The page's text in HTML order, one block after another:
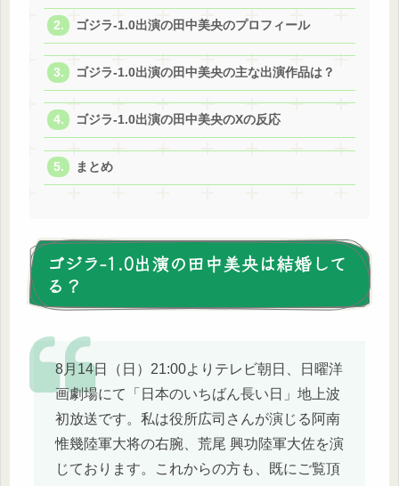
ゴジラ-1.0出演の田中美央のプロフィール
ゴジラ-1.0出演の田中美央の主な出演作品は？
ゴジラ-1.0出演の田中美央のXの反応
まとめ
ゴジラ-1.0出演の田中美央は結婚して
る？
8月14日（日）21:00よりテレビ朝日、日曜洋
画劇場にて「日本のいちばん長い日」地上波
初放送です。私は役所広司さんが演じる阿南
惟幾陸軍大将の右腕、荒尾 興功陸軍大佐を演
じております。これからの方も、既にご覧頂